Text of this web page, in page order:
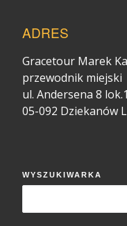
ADRES
Gracetour Marek
przewodnik miejski
ul. Andersena 8 lok.1
05-092 Dziekanów
WYSZUKIWARKA